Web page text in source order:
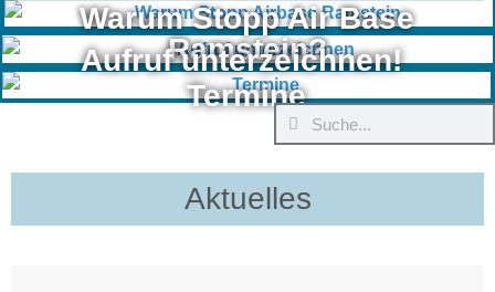
Warum Stopp Air Base
Ramstein?
Aufruf unterzeichnen!
Termine
Aktuelles